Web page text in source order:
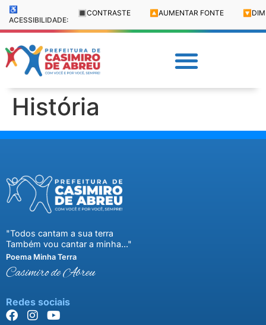
♿
ACESSIBILIDADE:
🔳 CONTRASTE 🔼 AUMENTAR FONTE 🔽
História
"Todos cantam a sua terra
Também vou cantar a minha..."
Poema Minha Terra
Casimiro de Abreu
Redes sociais